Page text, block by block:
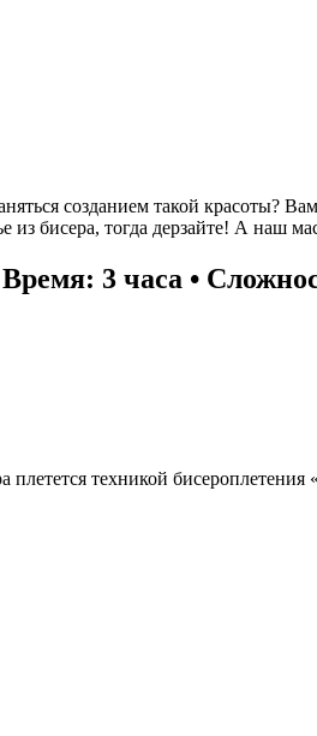
созданием такой красоты?
из бисера, тогда дерзайте! А наш
Время: 3 часа •
плетется техникой